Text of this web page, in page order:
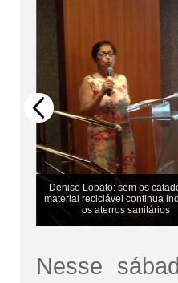
Denise Lobato: sem os
material reciclável continua
os aterros sanitários
Nesse